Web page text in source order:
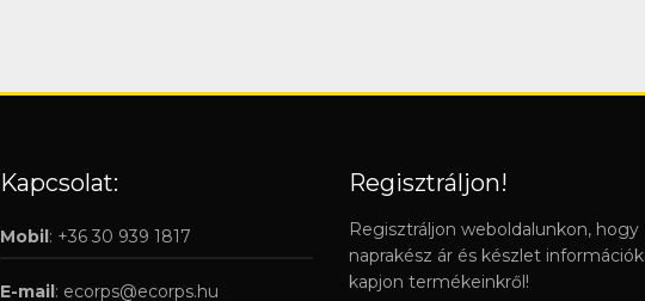
Kapcsolat:
Mobil: +36 30 939 1817
E-mail: ecorps@ecorps.hu
Regisztráljon!
Regisztráljon weboldalunkon, hogy
naprakész ár és készlet
kapjon termékeinkről!